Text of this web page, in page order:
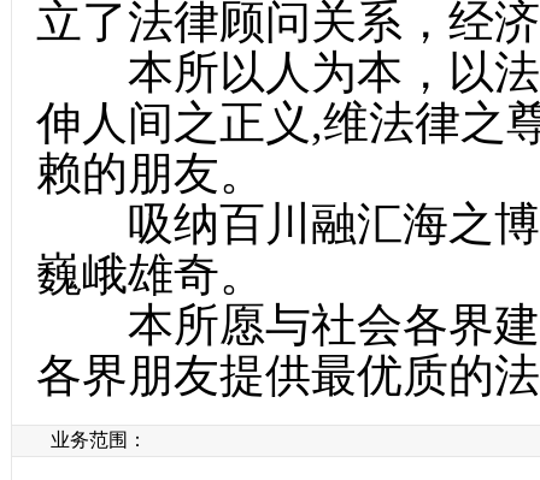
立了法律顾问关系，经
本所以人为本，以法
伸人间之正义,维法律之
赖的朋友。
吸纳百川融汇海之博
巍峨雄奇。
本所愿与社会各界建
各界朋友提供最优质的
业务范围：